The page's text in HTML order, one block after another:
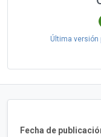
Última versión
Fecha de